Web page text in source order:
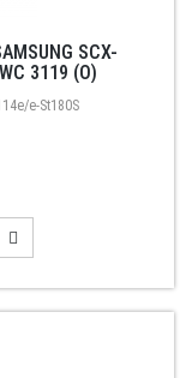
SCX-
3119 (O)
e-St180S